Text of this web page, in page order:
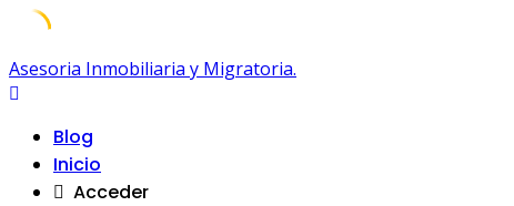
Skip
to
Asesoria Inmobiliaria y Migratoria.
Blog
Inicio
Acceder